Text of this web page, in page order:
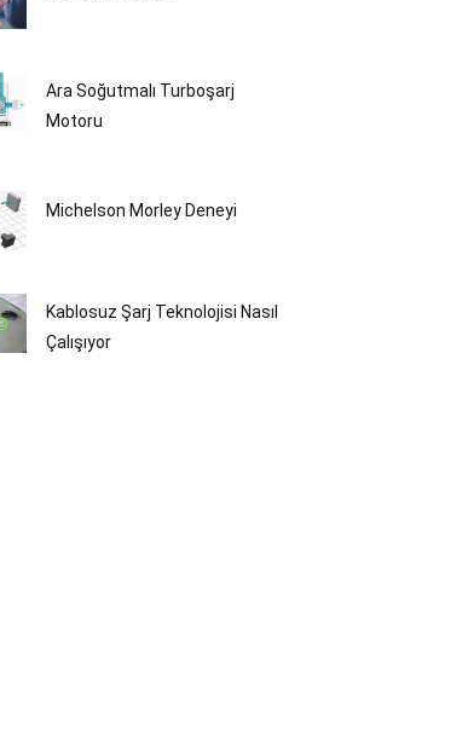
Ara Soğutmalı Turboşarj
Motoru
Michelson Morley Deneyi
Kablosuz Şarj Teknolojisi Nasıl
Çalışıyor